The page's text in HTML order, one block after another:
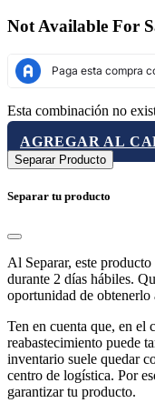
Not Available For
Esta combinación no
AGREGAR AL
Separar Producto
Separar tu producto
Al Separar, este
durante 2 días hábiles.
oportunidad de obtenerlo
Ten en cuenta que, en el
reabastecimiento puede
inventario suele quedar
centro de logística. Por
garantizar tu producto.